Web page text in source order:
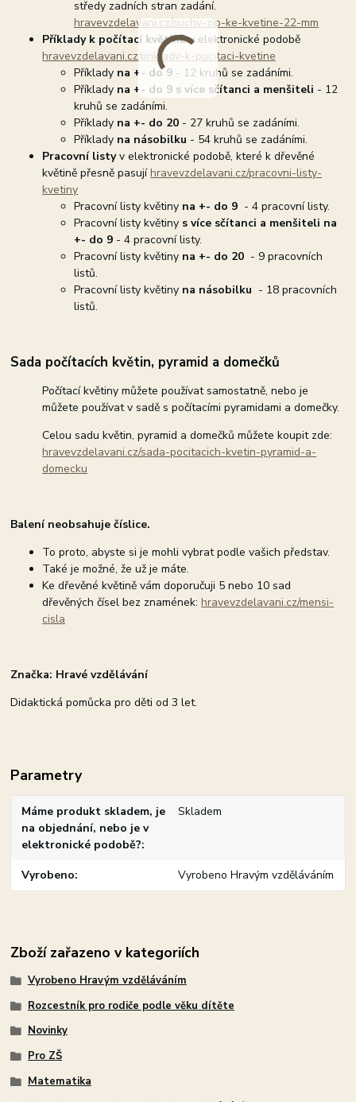
středy zadních stran zadání.
hravevzdelavani.cz/suchy-zip-ke-kvetine-22-mm
Příklady k počítací květiněv elektronické podobě
hravevzdelavani.cz/priklady-k-pocitaci-kvetine
Příklady na +- do 9 - 12 kruhů se zadáními.
Příklady na +- do 9 s více sčítanci a menšiteli - 12
kruhů se zadáními.
Příklady na +- do 20 - 27 kruhů se zadáními.
Příklady na násobilku - 54 kruhů se zadáními.
Pracovní listyv elektronické podobě, které k dřevěné
květině přesně pasujíhravevzdelavani.cz/pracovni-listy-
kvetiny
Pracovní listy květiny na +- do 9 - 4 pracovní listy.
Pracovní listy květiny s více sčítanci a menšiteli na
+- do 9 - 4 pracovní listy.
Pracovní listy květiny na +- do 20 - 9 pracovních
listů.
Pracovní listy květiny na násobilku - 18 pracovních
listů.
Sada počítacích květin, pyramid a domečků
Počítací květiny můžete používat samostatně, nebo je
můžete používat v sadě s počítacími pyramidami a domečky.
Celou sadu květin, pyramid a domečků můžete koupit zde:
hravevzdelavani.cz/sada-pocitacich-kvetin-pyramid-a-
domecku
Balení neobsahuje číslice.
To proto, abyste si je mohli vybrat podle vašich představ.
Také je možné, že už je máte.
Ke dřevěné květině vám doporučuji 5 nebo 10 sad
dřevěných čísel bez znamének:hravevzdelavani.cz/mensi-
cisla
Značka: Hravé vzdělávání
Didaktická pomůcka pro děti od 3 let.
Parametry
Máme produkt skladem, je
na objednání, nebo je v
elektronické podobě?
Skladem
Vyrobeno Vyrobeno Hravým vzděláváním
Zboží zařazeno v kategoriích
Vyrobeno Hravým vzděláváním
Rozcestník pro rodiče podle věku dítěte
Novinky
Pro ZŠ
Matematika